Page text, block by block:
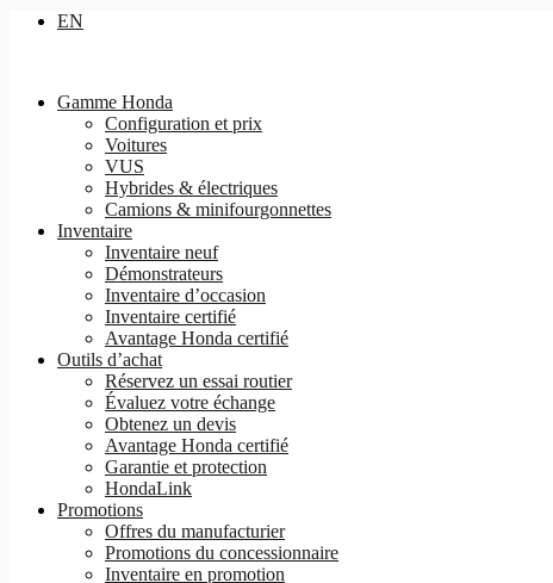
EN
Gamme Honda
Configuration et prix
Voitures
VUS
Hybrides & électriques
Camions & minifourgonnettes
Inventaire
Inventaire neuf
Démonstrateurs
Inventaire d’occasion
Inventaire certifié
Avantage Honda certifié
Outils d’achat
Réservez un essai routier
Évaluez votre échange
Obtenez un devis
Avantage Honda certifié
Garantie et protection
HondaLink
Promotions
Offres du manufacturier
Promotions du concessionnaire
Inventaire en promotion